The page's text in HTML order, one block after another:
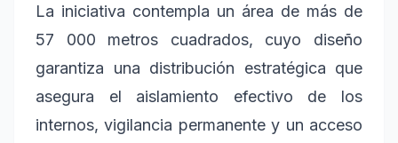
La iniciativa contempla un área de más de
57 000 metros cuadrados, cuyo diseño
garantiza una distribución estratégica que
asegura el aislamiento efectivo de los
internos, vigilancia permanente y un acceso